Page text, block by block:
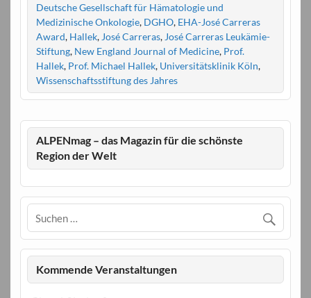
Deutsche Gesellschaft für Hämatologie und
Medizinische Onkologie, DGHO, EHA-José Carreras
Award, Hallek, José Carreras, José Carreras Leukämie-
Stiftung, New England Journal of Medicine, Prof.
Hallek, Prof. Michael Hallek, Universitätsklinik Köln,
Wissenschaftsstiftung des Jahres
ALPENmag – das Magazin für die schönste
Region der Welt
Kommende Veranstaltungen